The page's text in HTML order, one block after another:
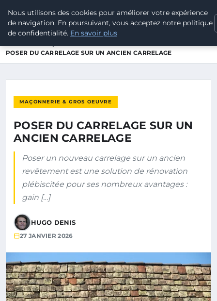
ELECTRODESTOCKS
POSER DU CARRELAGE SUR UN ANCIEN CARRELAGE
MAÇONNERIE & GROS OEUVRE
POSER DU CARRELAGE SUR UN
ANCIEN CARRELAGE
Poser un nouveau carrelage sur un ancien
revêtement est une solution de rénovation
plébiscitée pour ses nombreux avantages :
gain […]
HUGO DENIS
27 JANVIER 2026
Nous utilisons des cookies pour améliorer votre expérience
de navigation. En poursuivant, vous acceptez notre politique
de confidentialité. En savoir plus